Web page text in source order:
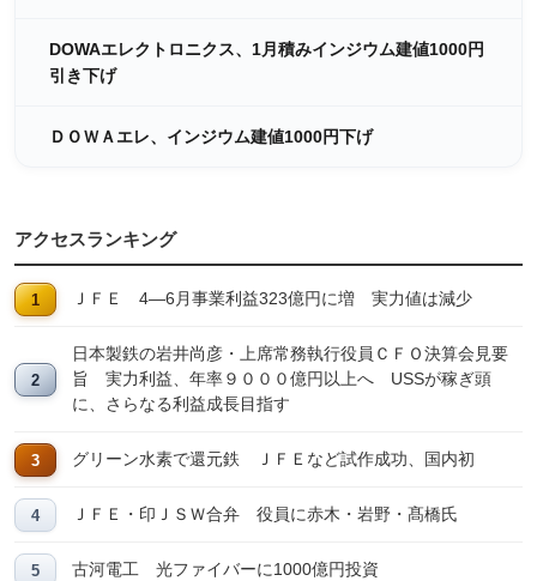
DOWAエレクトロニクス、1月積みインジウム建値1000円
引き下げ
ＤＯＷＡエレ、インジウム建値1000円下げ
アクセスランキング
ＪＦＥ 4―6月事業利益323億円に増 実力値は減少
日本製鉄の岩井尚彦・上席常務執行役員ＣＦＯ決算会見要
旨 実力利益、年率９０００億円以上へ USSが稼ぎ頭
に、さらなる利益成長目指す
グリーン水素で還元鉄 ＪＦＥなど試作成功、国内初
ＪＦＥ・印ＪＳＷ合弁 役員に赤木・岩野・髙橋氏
古河電工 光ファイバーに1000億円投資